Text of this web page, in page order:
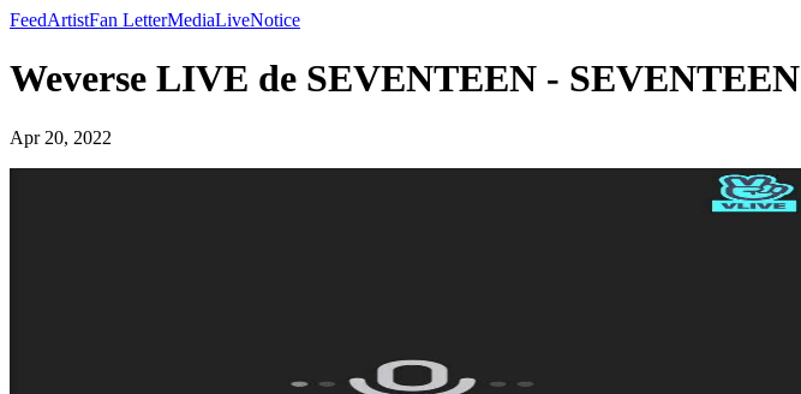
FeedArtistFan LetterMediaLiveNotice
Weverse LIVE de SEVENTEEN - SEVENTEEN
Apr 20, 2022